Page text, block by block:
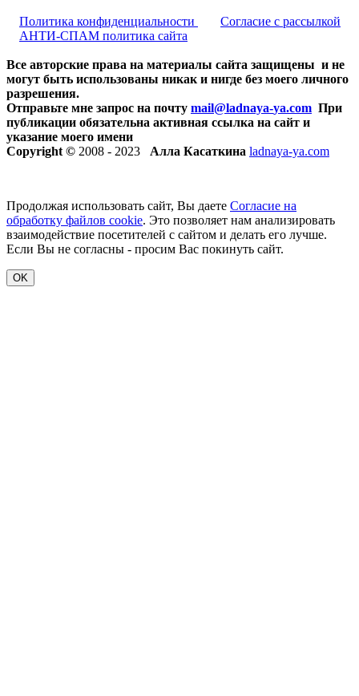
Политика конфиденциальности
Согласие с рассылкой
АНТИ-СПАМ политика сайта
Все авторские права на материалы сайта защищены и не
могут быть использованы никак и нигде без моего личного
разрешения.
Отправьте мне запрос на почту mail@ladnaya-ya.com При
публикации обязательна активная ссылка на сайт и
указание моего имени
Copyright © 2008 - 2023 Алла Касаткина ladnaya-ya.com
Продолжая использовать сайт, Вы даете Согласие на
обработку файлов cookie. Это позволяет нам анализировать
взаимодействие посетителей с сайтом и делать его лучше.
Если Вы не согласны - просим Вас покинуть сайт.
OK